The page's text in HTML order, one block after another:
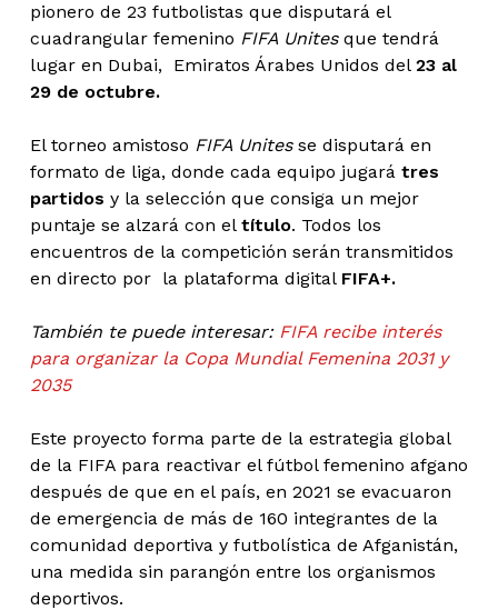
pionero de 23 futbolistas que disputará el
cuadrangular femenino FIFA Unites que tendrá
lugar en Dubai, Emiratos Árabes Unidos del 23 al
29 de octubre.
El torneo amistoso FIFA Unitesse disputará en
formato de liga, donde cada equipo jugará tres
partidos y la selección que consiga un mejor
puntaje se alzará con el título. Todos los
encuentros de la competición serán transmitidos
en directo por la plataforma digital FIFA+.
También te puede interesar: FIFA recibe interés
para organizar la Copa Mundial Femenina 2031 y
2035
Este proyecto forma parte de la estrategia global
de la FIFA para reactivar el fútbol femenino afgano
después de que en el país, en 2021 se evacuaron
de emergencia de más de 160 integrantes de la
comunidad deportiva y futbolística de Afganistán,
una medida sin parangón entre los organismos
deportivos.